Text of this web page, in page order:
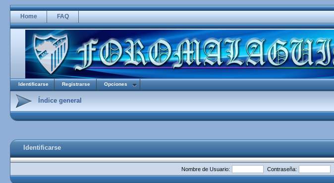
Home FAQ
Identificarse Registrarse Opciones
Índice general
Identificarse
Nombre de Usuario: Contraseña: